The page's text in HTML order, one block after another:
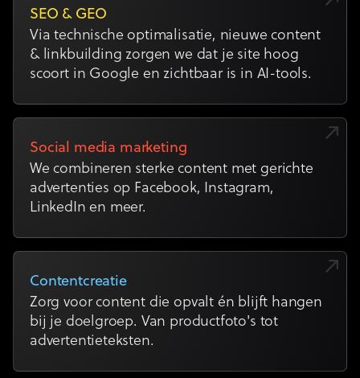
SEO & GEO
Via technische optimalisatie, nieuwe content
& linkbuilding zorgen we dat je site hoog
scoort in Google en zichtbaar is in AI-tools.
Social media marketing
We combineren sterke content met gerichte
advertenties op Facebook, Instagram,
LinkedIn en meer.
Contentcreatie
Zorg voor content die opvalt én blijft hangen
bij je doelgroep. Van productfoto's tot
advertentieteksten.